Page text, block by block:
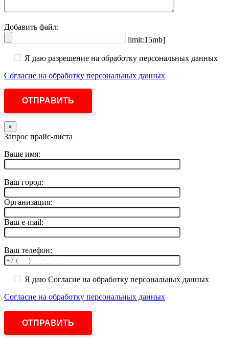
Добавить файл:
limit:15mb]
Я даю разрешение на обработку персональных данных
Согласие на обработку персональных данных
×
Запрос прайс-листа
Ваше имя:
Ваш город:
Организация:
Ваш e-mail:
Ваш телефон:
Я даю Согласие на обработку персональных данных
Согласие на обработку персональных данных